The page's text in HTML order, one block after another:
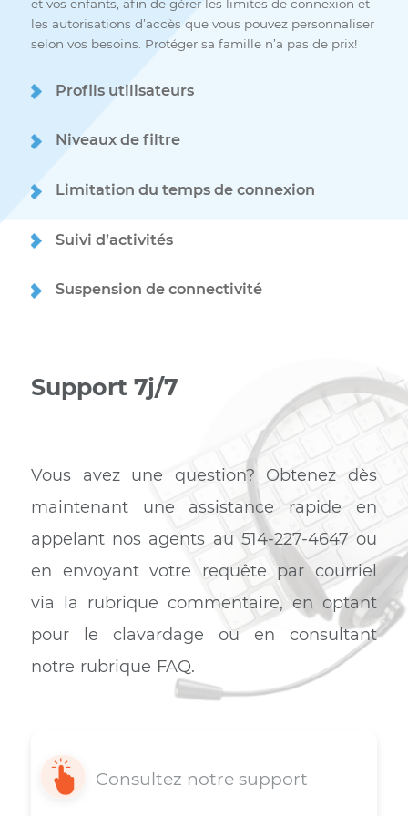
Gardez le contrôle de vos
Simple et intuitif, le système de contrôle parental à
distance vous permettra de créer des profils pour vous